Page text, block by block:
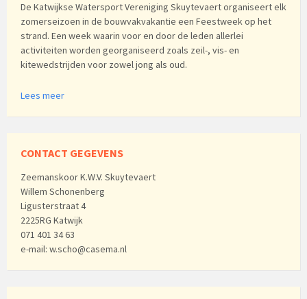
De Katwijkse Watersport Vereniging Skuytevaert organiseert elk
zomerseizoen in de bouwvakvakantie een Feestweek op het
strand. Een week waarin voor en door de leden allerlei
activiteiten worden georganiseerd zoals zeil-, vis- en
kitewedstrijden voor zowel jong als oud.
Lees meer
CONTACT GEGEVENS
Zeemanskoor K.W.V. Skuytevaert
Willem Schonenberg
Ligusterstraat 4
2225RG Katwijk
071 401 34 63
e-mail: w.scho@casema.nl